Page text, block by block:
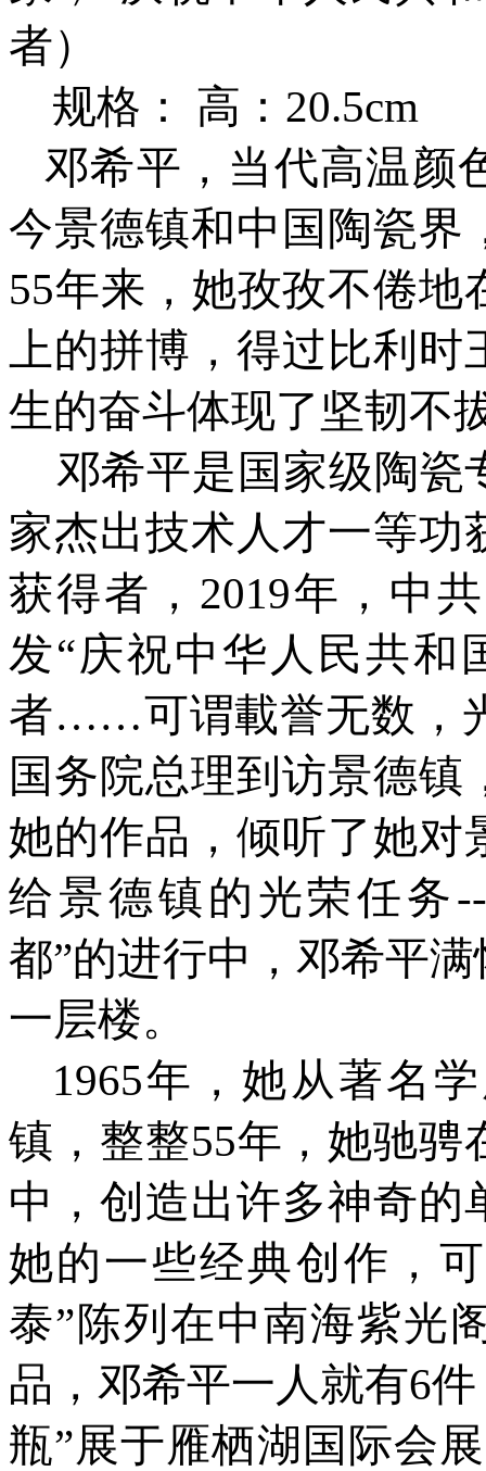
者）
规格：
高：20.5cm
邓希平，当代高温颜
今景德镇和中国陶瓷界
55年来，她孜孜不倦
上的拼博，得过比利
生的奋斗体现了坚韧不
邓希平是国家级陶瓷
家杰出技术人才一等功
获得者，2019年，中
发“庆祝中华人民共和
者……可谓載誉无数，
国务院总理到访景德
她的作品，倾听了她对
给景德镇的光荣任务
都”的进行中，邓希平
一层楼。
1965年，她从著名
镇，整整55年，她驰
中，创造出许多神奇的
她的一些经典创作，
泰”陈列在中南海紫光
品，邓希平一人就有6
瓶”展于雁栖湖国际会